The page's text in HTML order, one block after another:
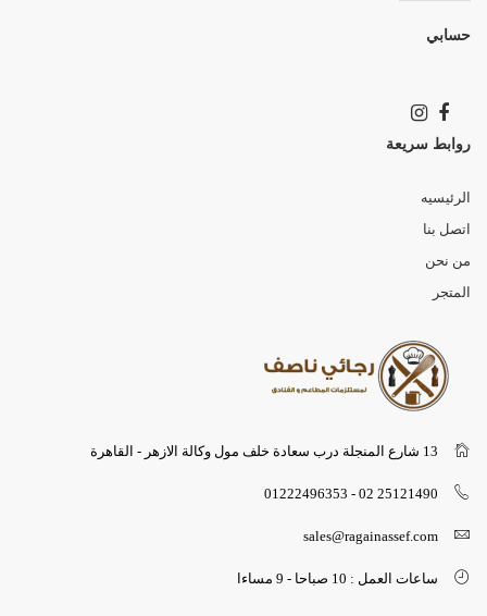
حسابي
روابط سريعة
الرئيسيه
اتصل بنا
من نحن
المتجر
13 شارع المنجلة درب سعادة خلف مول وكالة الازهر - القاهرة
25121490 02 - 01222496353
sales@ragainassef.com
ساعات العمل : 10 صباحا - 9 مساءا